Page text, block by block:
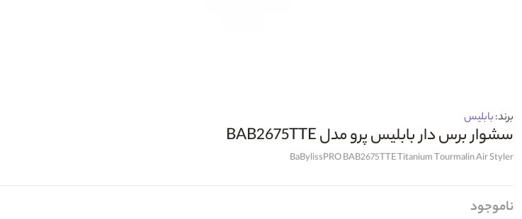
برند:بابلیس
سشوار برس دار بابلیس پرو مدل BAB2675TTE
BaBylissPRO BAB2675TTE Titanium Tourmalin Air Styler
ناموجود